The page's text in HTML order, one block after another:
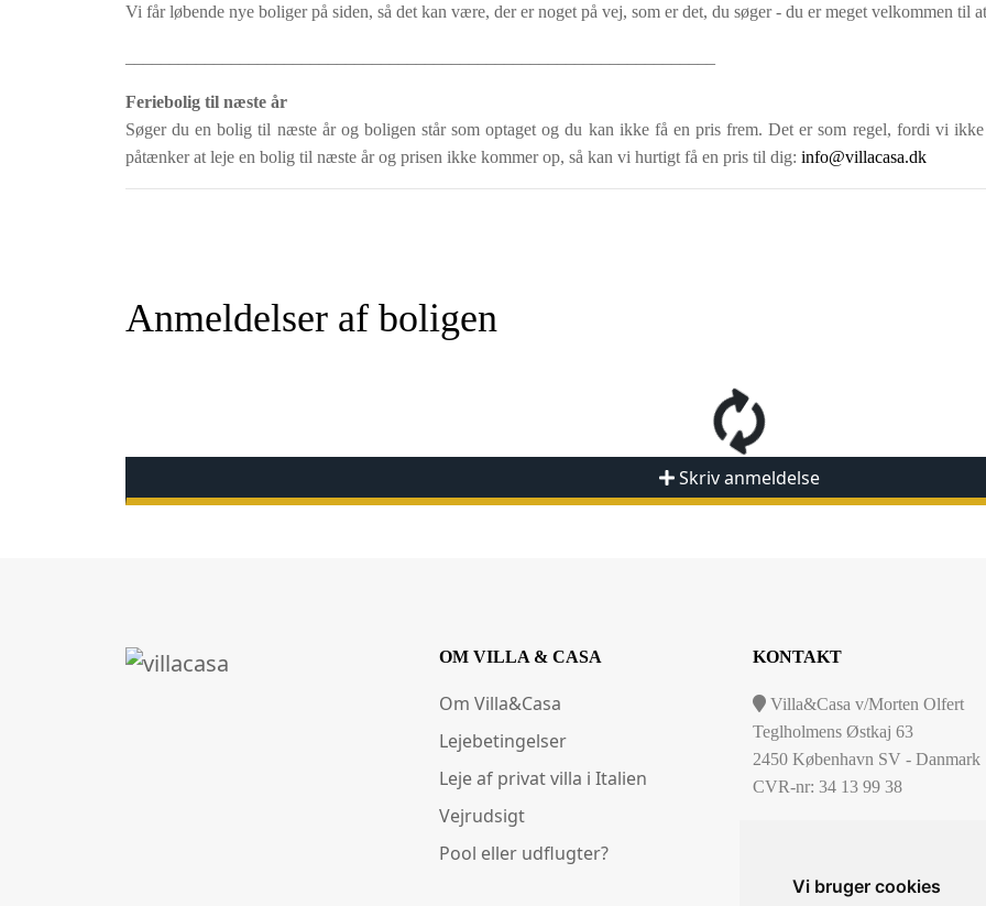
Vi bruger cookies
Vi får løbende nye boliger på siden, så det kan være, der er noget på vej, som er det, du søger - du er meget velkommen til
Feriebolig til næste år
Søger du en bolig til næste år og boligen står som optaget og du kan ikke få en pris frem. Det er som regel, fordi vi
påtænker at leje en bolig til næste år og prisen ikke kommer op, så kan vi hurtigt få en pris til dig: info@villacasa.dk
Anmeldelser af boligen
Skriv anmeldelse
OM VILLA & CASA
Om Villa&Casa
Lejebetingelser
Leje af privat villa i Italien
Vejrudsigt
Pool eller udflugter?
KONTAKT
Villa&Casa v/Morten Olfert
Teglholmens Østkaj 63
2450 København SV - Danmark
CVR-nr: 34 13 99 38
info@villacasa.dk